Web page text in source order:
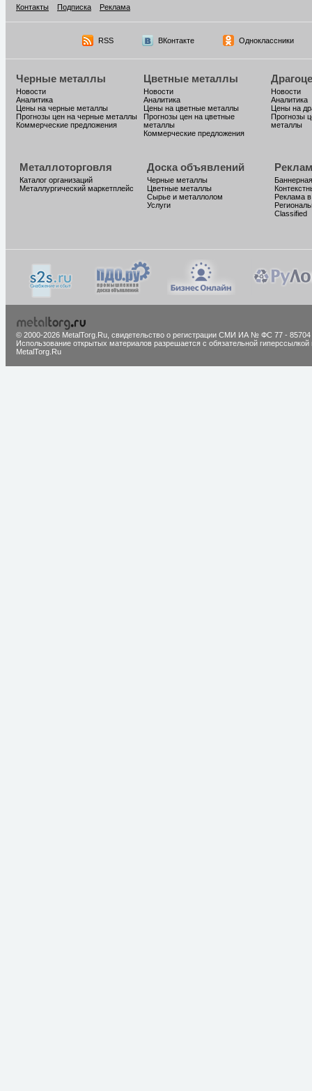
Контакты
Подписка Реклама
RSS ВКонтакте Одноклассники
Черные металлы
Новости
Аналитика
Цены на черные металлы
Прогнозы цен на черные металлы
Коммерческие предложения
Цветные металлы
Новости
Аналитика
Цены на цветные металлы
Прогнозы цен на цветные
металлы
Коммерческие предложения
Новости
Аналитика
Цены на
Прогнозы
металлы
Металлоторговля
Каталог организаций
Металлургический маркетплейс
Доска объявлений
Черные металлы
Цветные металлы
Сырье и металлолом
Услуги
Реклама
Classified
© 2000-2026 MetalTorg.Ru, cвидетельство о регистрации СМИ ИА № ФС 77 - 85704
Использование открытых материалов разрешается с обязательной гиперссылкой
MetalTorg.Ru